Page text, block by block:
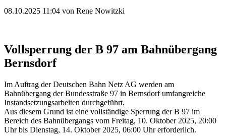
08.10.2025 11:04 von Rene Nowitzki
Vollsperrung der B 97 am Bahnübergang
Bernsdorf
Im Auftrag der Deutschen Bahn Netz AG werden am
Bahnübergang der Bundesstraße 97 in Bernsdorf umfangreiche
Instandsetzungsarbeiten durchgeführt.
Aus diesem Grund ist eine vollständige Sperrung der B 97 im
Bereich des Bahnübergangs vom Freitag, 10. Oktober 2025, 20:00
Uhr bis Dienstag, 14. Oktober 2025, 06:00 Uhr erforderlich.